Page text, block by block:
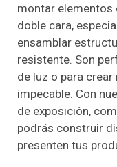
montar elementos
doble cara,
ensamblar
resistente. Son
de luz o para
impecable. Con
de exposición,
podrás construir
presenten tus